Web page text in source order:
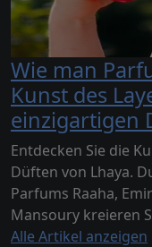
Wie man
Kunst des
einzigartigen
Entdecken Sie die
Düften von Lhaya.
Parfums Raaha,
Mansoury kreieren
Alle Artikel anzeigen